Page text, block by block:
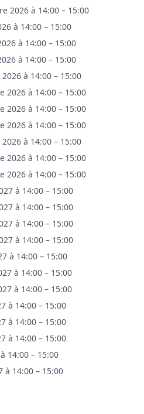
2026 à 14:00 – 15:00
à 14:00 – 15:00
à 14:00 – 15:00
à 14:00 – 15:00
à 14:00 – 15:00
2026 à 14:00 – 15:00
2026 à 14:00 – 15:00
2026 à 14:00 – 15:00
à 14:00 – 15:00
2026 à 14:00 – 15:00
2026 à 14:00 – 15:00
à 14:00 – 15:00
à 14:00 – 15:00
à 14:00 – 15:00
à 14:00 – 15:00
à 14:00 – 15:00
à 14:00 – 15:00
à 14:00 – 15:00
à 14:00 – 15:00
à 14:00 – 15:00
à 14:00 – 15:00
14:00 – 15:00
à 14:00 – 15:00